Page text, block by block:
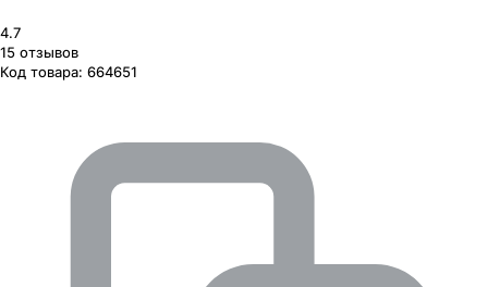
4.7
15 отзывов
Код товара: 664651